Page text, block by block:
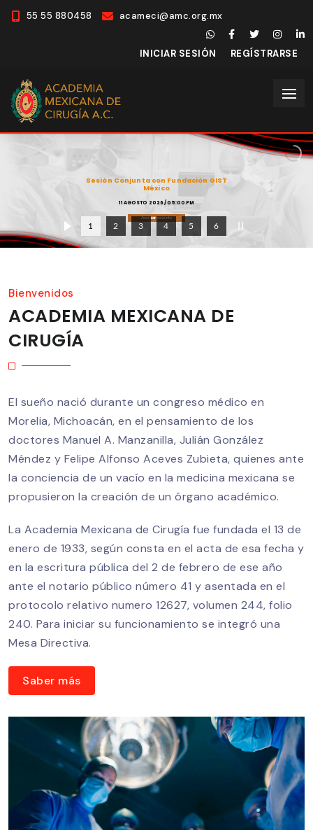
55 55 880458 acameci@amc.org.mx
INICIAR SESIÓN REGÍSTRARSE
Sesión Conjunta con Fundación GIST
México
11 AGOSTO 2026 / 05:00 PM
Accesar a evento
Bienvenidos
ACADEMIA MEXICANA DE
CIRUGÍA
El sueño nació durante un congreso médico en
Morelia, Michoacán, en el pensamiento de los
doctores Manuel A. Manzanilla, Julián González
Méndez y Felipe Alfonso Aceves Zubieta, quienes ante
la conciencia de un vacío en la medicina mexicana se
propusieron la creación de un órgano académico.
La Academia Mexicana de Cirugía fue fundada el 13 de
enero de 1933, según consta en el acta de esa fecha y
en la escritura pública del 2 de febrero de ese año
ante el notario público número 41 y asentada en el
protocolo relativo numero 12627, volumen 244, folio
240. Para iniciar su funcionamiento se integró una
Mesa Directiva.
Saber más